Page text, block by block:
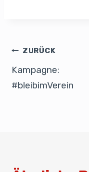
b
o
o
ZURÜCK
Kampagne:
#bleibimVerein